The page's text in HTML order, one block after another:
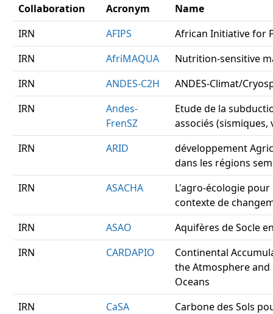
Collaboration Acronym
Name
IRN
AFIPS
African Initiative for
IRN
AfriMAQUA
Nutrition-sensitive
IRN
ANDES-C2H
ANDES-Climat/
IRN
Andes-
FrenSZ
Etude de la
associés
IRN
ARID
développement
dans les régions
IRN
ASACHA
L'agro-écologie
contexte de
IRN
ASAO
Aquifères de Socle
IRN
CARDAPIO
Continental
the Atmosphere
Oceans
IRN
CaSA
Carbone des Sols